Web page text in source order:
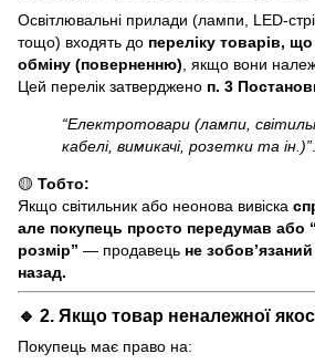
Освітлювальні прилади (лампи, LED-
тощо) входять до переліку товарів,
обміну (поверненню) , якщо вони
Цей перелік затверджено п. 3
“Електротовари (лампи,
кабелі, вимикачі, розетки та ін.)”
🟡 Тобто:
Якщо світильник або неонова вивіска
але покупець просто передумав або
розмір” — продавець не
назад.
🔹 2. Якщо товар неналежної
Покупець має право на: